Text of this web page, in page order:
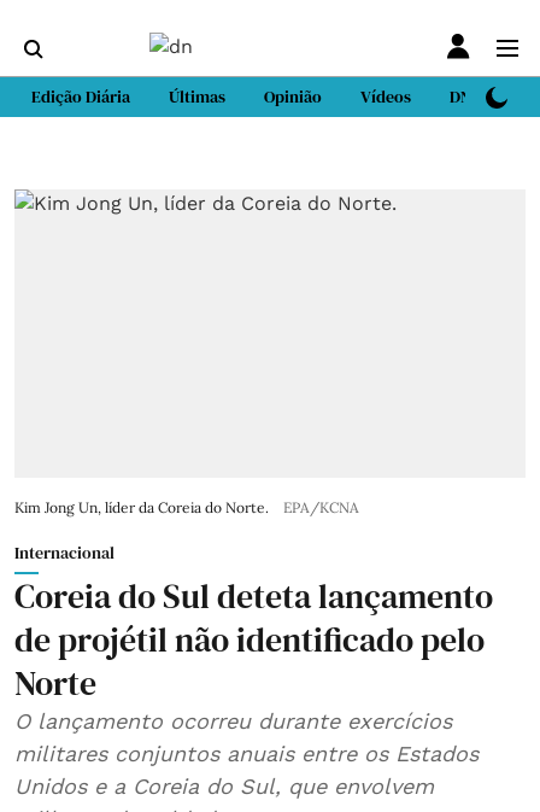
Edição Diária Últimas Opinião Vídeos DN Sport
Kim Jong Un, líder da Coreia do Norte. EPA/KCNA
Internacional
Coreia do Sul deteta lançamento
de projétil não identificado pelo
Norte
O lançamento ocorreu durante exercícios
militares conjuntos anuais entre os Estados
Unidos e a Coreia do Sul, que envolvem